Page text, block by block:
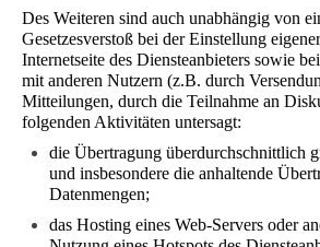
Des Weiteren sind auch unabhängig von
Gesetzesverstoß bei der Einstellung
Internetseite des Diensteanbieters sowie
mit anderen Nutzern (z.B. durch
Mitteilungen, durch die Teilnahme an
folgenden Aktivitäten untersagt:
die Übertragung überdurchschnittlich
und insbesondere die anhaltende
Datenmengen;
das Hosting eines Web-Servers oder